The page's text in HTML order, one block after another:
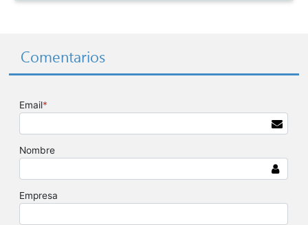
Comentarios